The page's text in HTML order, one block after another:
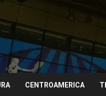
CENTROAMERICA